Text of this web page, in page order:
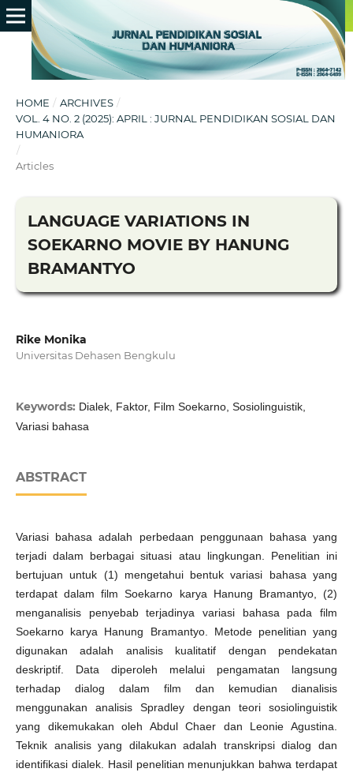
HOME / ARCHIVES /
VOL. 4 NO. 2 (2025): APRIL : JURNAL PENDIDIKAN SOSIAL DAN
HUMANIORA
/
Articles
LANGUAGE VARIATIONS IN
SOEKARNO MOVIE BY HANUNG
BRAMANTYO
Rike Monika
Universitas Dehasen Bengkulu
Keywords: Dialek, Faktor, Film Soekarno, Sosiolinguistik,
Variasi bahasa
ABSTRACT
Variasi bahasa adalah perbedaan penggunaan bahasa yang
terjadi dalam berbagai situasi atau lingkungan. Penelitian ini
bertujuan untuk (1) mengetahui bentuk variasi bahasa yang
terdapat dalam film Soekarno karya Hanung Bramantyo, (2)
menganalisis penyebab terjadinya variasi bahasa pada film
Soekarno karya Hanung Bramantyo. Metode penelitian yang
digunakan adalah analisis kualitatif dengan pendekatan
deskriptif. Data diperoleh melalui pengamatan langsung
terhadap dialog dalam film dan kemudian dianalisis
menggunakan analisis Spradley dengan teori sosiolinguistik
yang dikemukakan oleh Abdul Chaer dan Leonie Agustina.
Teknik analisis yang dilakukan adalah transkripsi dialog dan
identifikasi dialek. Hasil penelitian menunjukkan bahwa terdapat